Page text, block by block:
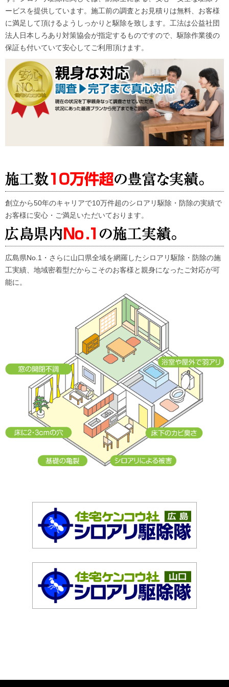
ービスを提供しています。施工前の調査とお見積りは無料、お客様
に満足して頂けるようしっかりと駆除を致します。工法は公益社団
法人日本しろあり対策協会が指定するものですので、駆除作業後の
保証も付いていて安心してご利用頂けます。
創立から50年のキャリアで10万件超のシロアリ駆除・防除の実績で
お客様に安心・ご満足いただいております。
広島県No.1・さらに山口県全域を網羅したシロアリ駆除・防除の施
工実績、地域密着型だからこそのお客様と親身になったご対応が可
能に。